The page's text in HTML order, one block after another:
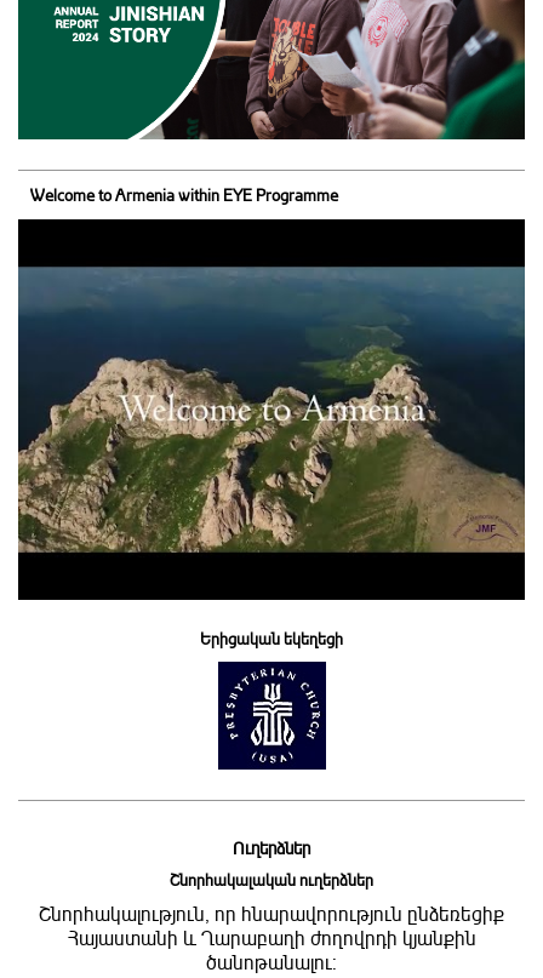
Welcome to Armenia within EYE Programme
Երիցական եկեղեցի
Ուղերձներ
Շնորհակալական ուղերձներ
Շնորհակալություն, որ հնարավորություն ընձեռեցիք
Հայաստանի և Ղարաբաղի ժողովրդի կյանքին
ծանոթանալու: